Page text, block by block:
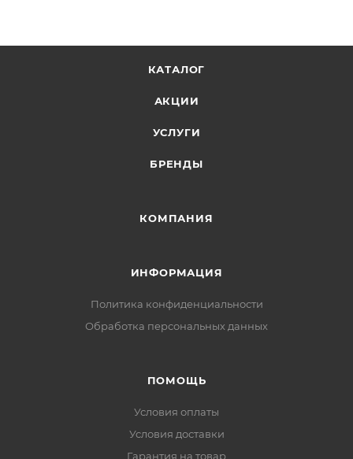
КАТАЛОГ
АКЦИИ
УСЛУГИ
БРЕНДЫ
КОМПАНИЯ
ИНФОРМАЦИЯ
Политика конфиденциальности
Обработка персональных данных
ПОМОЩЬ
Условия оплаты
Условия доставки
Гарантия на товар